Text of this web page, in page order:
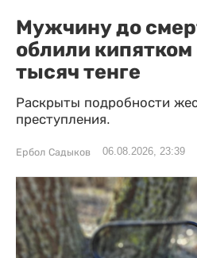
Мужчину до
облили кипятком
тысяч тенге
Раскрыты подробности
преступления.
Ербол Садыков 06.08.2026, 23:39